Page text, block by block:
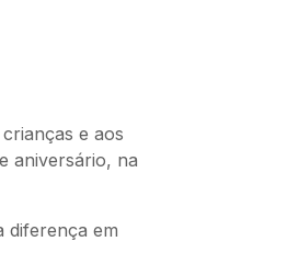
e aos
aniversário, na
diferença em